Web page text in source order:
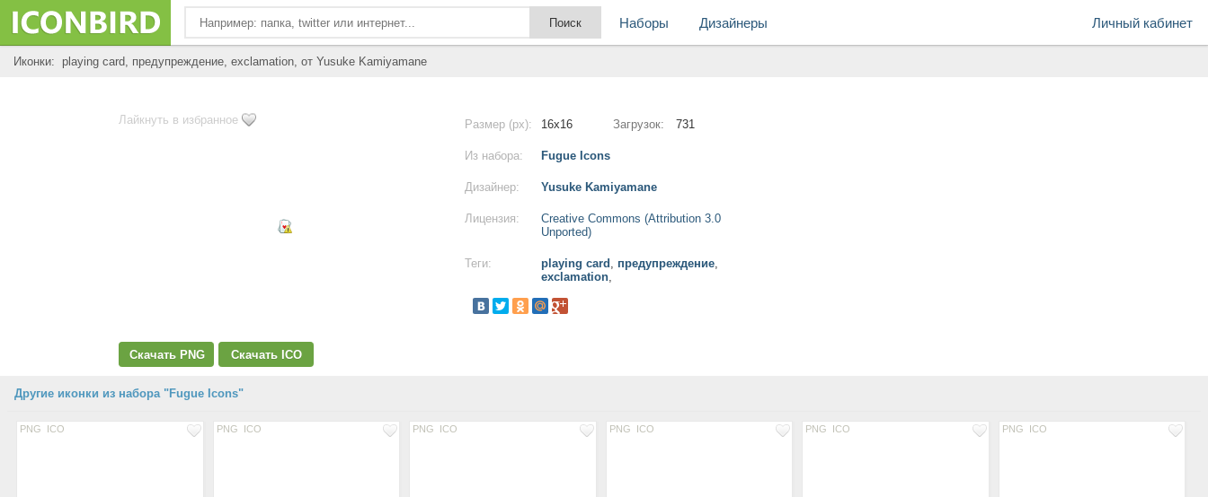
Личный кабинет
Наборы Дизайнеры
Иконки: playing card, предупреждение, exclamation, от Yusuke Kamiyamane
Лайкнуть в избранное
Скачать PNG Скачать ICO
Размер (px): 16x16 Загрузок: 731
Из набора: Fugue Icons
Дизайнер: Yusuke Kamiyamane
Лицензия:
Creative Commons (Attribution 3.0
Unported)
Теги: playing card , предупреждение,
exclamation,
Другие иконки из набора "Fugue Icons"
PNG ICO PNG ICO PNG ICO PNG ICO PNG ICO PNG ICO